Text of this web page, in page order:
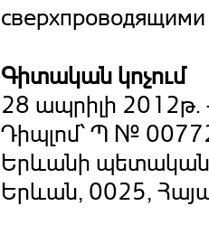
Գիտական կոչում
28 ապրիլի
Դիպլոմ՝ Պ №
Երևանի պետական
Երևան, 0025,